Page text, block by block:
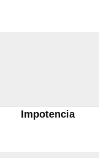
Impotencia